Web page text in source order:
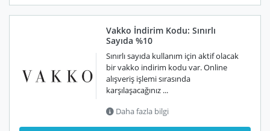
Vakko İndirim Kodu: Sınırlı
Sayıda %10
Sınırlı sayıda kullanım için aktif olacak
bir vakko indirim kodu var. Online
alışveriş işlemi sırasında
karşılaşacağınız ...
Daha fazla bilgi